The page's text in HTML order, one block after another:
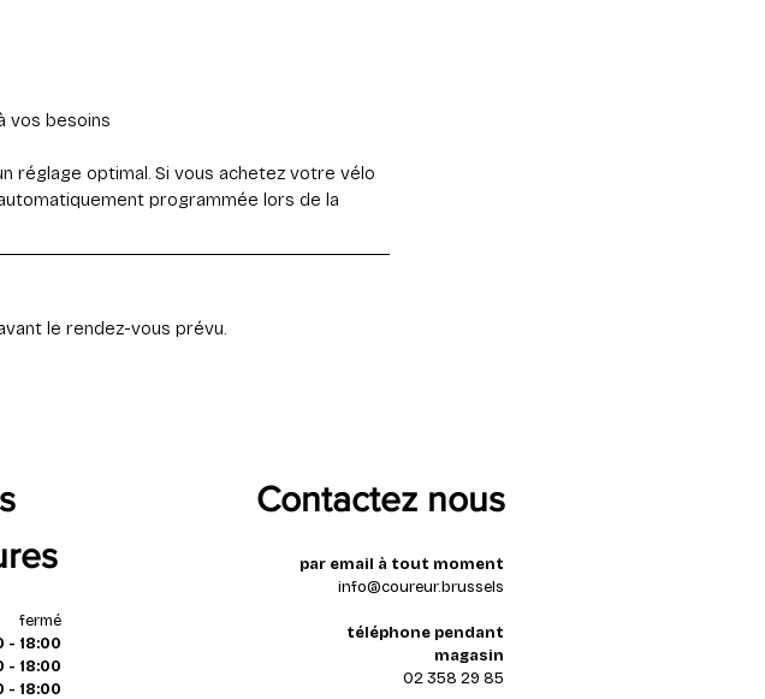
vos besoins
réglage optimal. Si vous achetez votre vélo
programmée lors de la
le rendez-vous prévu.
fermé
- 18:00
- 18:00
- 18:00
Contactez nous
par email à tout moment
info@coureur.brussels
téléphone pendant
magasin
02 358 29 85